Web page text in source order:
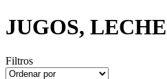
JUGOS,
Filtros